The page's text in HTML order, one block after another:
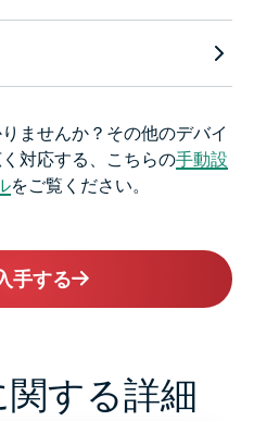
ませんか？その他のデバイ
対応する、こちらの手動設
をご覧ください。
手する
する詳細